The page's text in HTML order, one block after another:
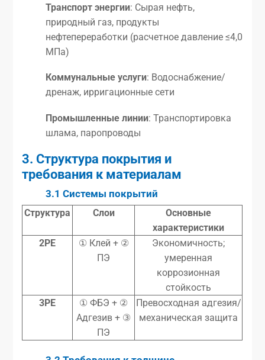
Транспорт энергии: Сырая нефть,
природный газ, продукты
нефтепереработки (расчетное давление ≤4,0
МПа)
Коммунальные услуги: Водоснабжение/
дренаж, ирригационные сети
Промышленные линии: Транспортировка
шлама, паропроводы
3. Структура покрытия и
требования к материалам
3.1 Системы покрытий
Структура Слои
Основные
характеристики
2PE
① Клей + ②
ПЭ
Экономичность;
умеренная
коррозионная
стойкость
3PE
① ФБЭ + ②
Адгезив + ③
ПЭ
Превосходная адгезия/
механическая защита